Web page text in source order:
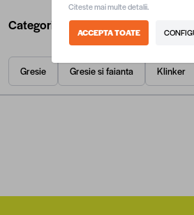
Categorii utile
Gresie Gresie si faianta Klinker
Citeste mai multe detalii.
ACCEPTA TOATE